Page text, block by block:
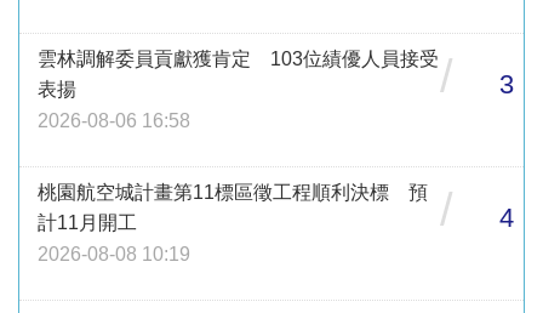
雲林調解委員貢獻獲肯定 103位績優人員接受
表揚
2026-08-06 16:58
/ 3
桃園航空城計畫第11標區徵工程順利決標 預
計11月開工
2026-08-08 10:19
/ 4